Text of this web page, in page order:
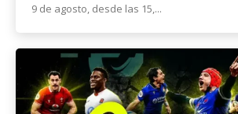
9 de agosto, desde las 15,...